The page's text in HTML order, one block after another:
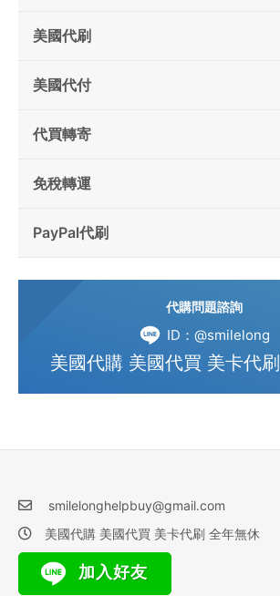
美國代刷
美國代付
代買轉寄
免稅轉運
PayPal代刷
代購問題諮詢
ID：@smilelong
美國代購 美國代買 美卡代
smilelonghelpbuy@gmail.com
美國代購 美國代買 美卡代刷 全年無休
加入好友